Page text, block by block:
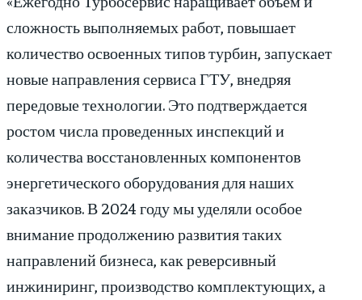
сложность выполняемых работ, повышает
количество освоенных типов турбин, запускает
новые направления сервиса ГТУ, внедряя
передовые технологии. Это подтверждается
ростом числа проведенных инспекций и
количества восстановленных компонентов
энергетического оборудования для наших
заказчиков. В 2024 году мы уделяли особое
внимание продолжению развития таких
направлений бизнеса, как реверсивный
инжиниринг, производство комплектующих, а